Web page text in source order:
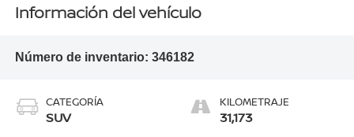
Información del vehículo
Número de inventario: 346182
CATEGORÍA
SUV
KILOMETRAJE
31,173